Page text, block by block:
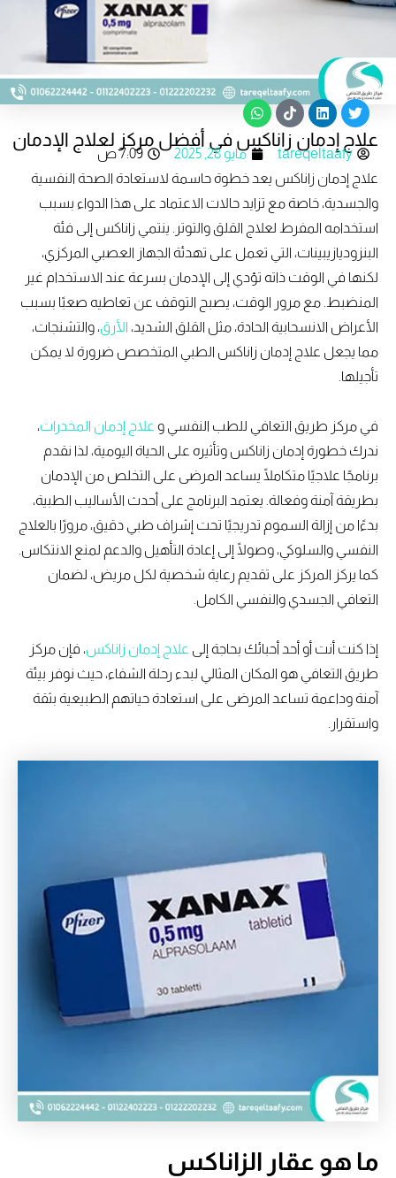
T
w
i
t
e
L
i
n
k
d
i
n
T
i
k
t
k
W
h
a
t
a
p
p
علاج إدمان زاناكس في أفضل مركز لعلاج الإدمان
tareqeltaafy مايو 28, 2025
7:09 ص
علاج إدمان زاناكس يعد خطوة حاسمة لاستعادة الصحة النفسية
والجسدية، خاصة مع تزايد حالات الاعتماد على هذا الدواء بسبب
استخدامه المفرط لعلاج القلق والتوتر. ينتمي زاناكس إلى فئة
البنزوديازيبينات، التي تعمل على تهدئة الجهاز العصبي المركزي،
لكنها في الوقت ذاته تؤدي إلى الإدمان بسرعة عند الاستخدام غير
المنضبط. مع مرور الوقت، يصبح التوقف عن تعاطيه صعبًا بسبب
الأعراض الانسحابية الحادة، مثل القلق الشديد،الأرق، والتشنجات،
مما يجعل علاج إدمان زاناكس الطبي المتخصص ضرورة لا يمكن
تأجيلها.
في مركز طريق التعافي للطب النفسي وعلاج إدمان المخدرات،
ندرك خطورة إدمان زاناكس وتأثيره على الحياة اليومية، لذا نقدم
برنامجًا علاجيًا متكاملًا يساعد المرضى على التخلص من الإدمان
بطريقة آمنة وفعالة. يعتمد البرنامج على أحدث الأساليب الطبية،
بدءًا من إزالة السموم تدريجيًا تحت إشراف طبي دقيق، مرورًا بالعلاج
النفسي والسلوكي، وصولًا إلى إعادة التأهيل والدعم لمنع الانتكاس.
كما يركز المركز على تقديم رعاية شخصية لكل مريض، لضمان
التعافي الجسدي والنفسي الكامل.
إذا كنت أنت أو أحد أحبائك بحاجة إلى علاج إدمان زاناكس ، فإن مركز
طريق التعافي هو المكان المثالي لبدء رحلة الشفاء، حيث نوفر بيئة
آمنة وداعمة تساعد المرضى على استعادة حياتهم الطبيعية بثقة
واستقرار.
ما هو عقار الزاناكس